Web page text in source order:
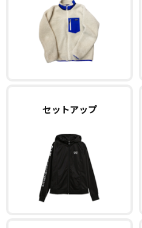
セットアップ